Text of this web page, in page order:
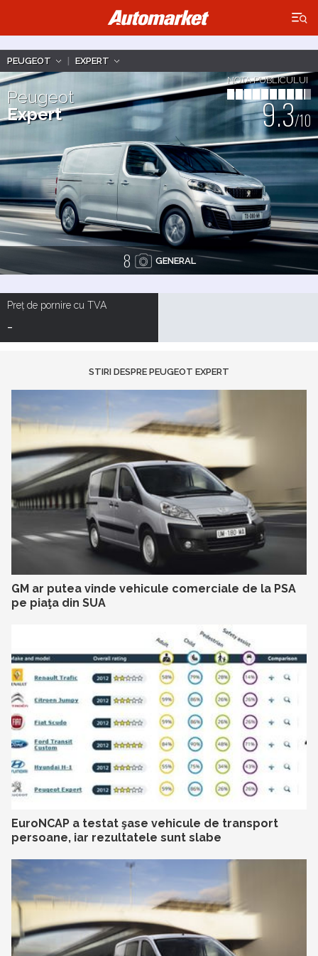
×
PEUGEOT | EXPERT
Peugeot
Expert
NOTA PUBLICULUI
9.3/10
8 GENERAL
Preț de pornire cu TVA
-
STIRI DESPRE PEUGEOT EXPERT
GM ar putea vinde vehicule comerciale de la PSA
pe piaţa din SUA
EuroNCAP a testat şase vehicule de transport
persoane, iar rezultatele sunt slabe